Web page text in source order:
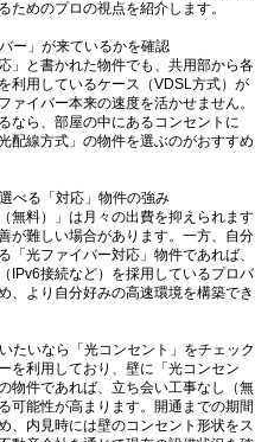
ためのプロの視点を紹介します。
ー」が来ているかを確認
」と書かれた物件でも、共用部から各
利用しているケース（VDSL方式）が
ァイバー本来の速度を活かせません。
なら、部屋の中にあるコンセントに
配線方式」の物件を選ぶのがおすすめ
べる「対応」物件の強み
無料）」は月々の出費を抑えられます
が難しい場合があります。一方、自分
「光ファイバー対応」物件であれば、
IPv6接続など）を採用しているプロバ
、より自分好みの高速環境を構築でき
たいなら「光コンセント」をチェック
を利用しており、壁に「光コンセン
物件であれば、立ち会い工事なし（無
可能性が高まります。開通までの期間
、内見時には壁のコンセント形状をス